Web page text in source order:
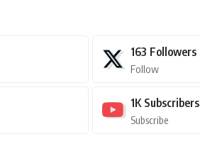
163 Followers
Follow
1K Subscribers
Subscribe